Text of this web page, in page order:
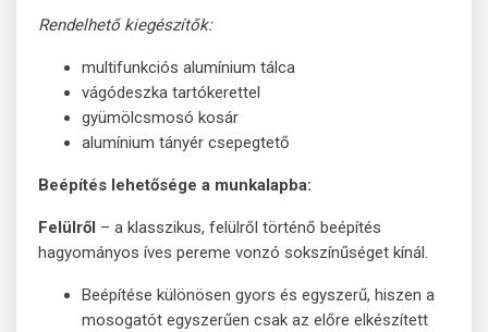
Rendelhető kiegészítők:
multifunkciós alumínium tálca
vágódeszka tartókerettel
gyümölcsmosó kosár
alumínium tányér csepegtető
Beépítés lehetősége a munkalapba:
Felülről – a klasszikus, felülről történő beépítés
hagyományos íves pereme vonzó sokszínűséget kínál.
Beépítése különösen gyors és egyszerű, hiszen a
mosogatót egyszerűen csak az előre elkészített